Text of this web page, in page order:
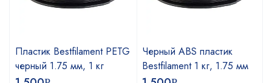
Пластик Bestfilament PETG
черный 1.75 мм, 1 кг
Черный ABS пластик
Bestfilament 1 кг, 1.75 мм